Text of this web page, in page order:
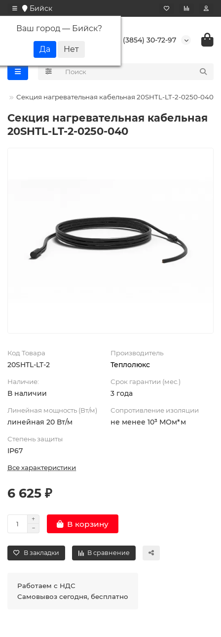
Бийск
Ваш город — Бийск?
+7 (3854) 30-72-97
Секция нагревательная кабельная 20SHTL-LT-2-0250-040
Секция нагревательная кабельная
20SHTL-LT-2-0250-040
Код Товара
20SHTL-LT-2
Производитель
Теплолюкс
Наличие:
В наличии
Срок гарантии (мес.)
3 года
Линейная мощность (Вт/м)
линейная 20 Вт/м
Сопротивление изоляции
не менее 10³ МОм*м
Степень защиты
IP67
Все характеристики
6 625 ₽
В корзину
В закладки В сравнение
Работаем с НДС
Самовывоз сегодня, бесплатно